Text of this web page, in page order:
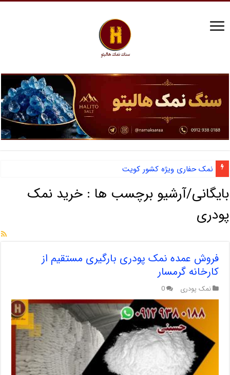
نمک حفاری ویژه کشور کویت
بایگانی/آرشیو برچسب ها : خرید نمک
پودری
فروش عمده نمک پودری بارگیری مستقیم از
کارخانه گرمسار
نمک پودری 0